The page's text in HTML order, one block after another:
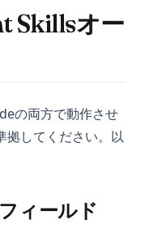
Skillsオー
の両方で動作させ
拠してください。以
ィールド